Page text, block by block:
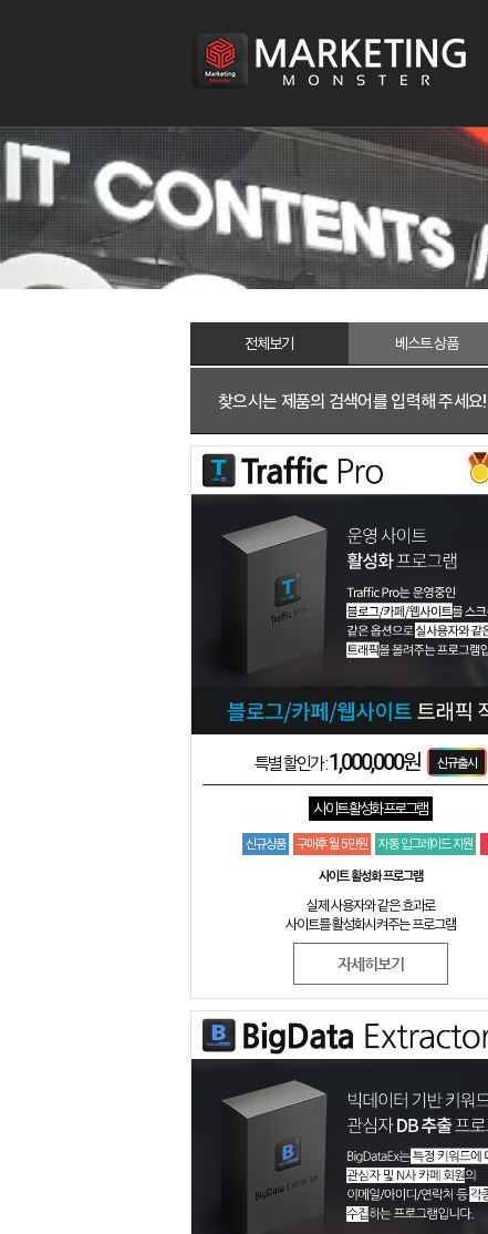
전체 보기 베스트상품
찾으시는 제품의 검색어를 입력해 주세요!
특별 할인가 :1,000,000원
사이트 활성화 프로그램
신규상품 구매후 월 5만원 자동 업그레이드 지원
사이트 활성화 프로그램
실제 사용자와 같은 효과로
사이트를 활성화시켜주는 프로그램
자세히보기